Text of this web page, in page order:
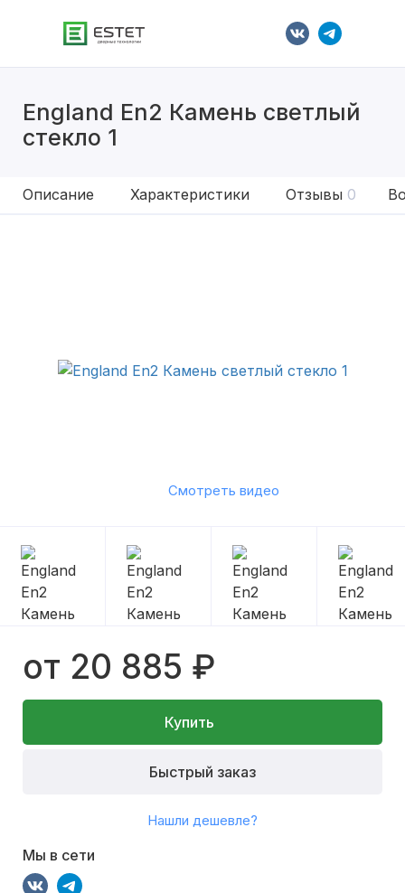
England En2 Камень светлый
стекло 1
Описание Характеристики Отзывы 0
Смотреть видео
от 20 885 ₽
Купить
Быстрый заказ
Нашли дешевле?
Мы в сети